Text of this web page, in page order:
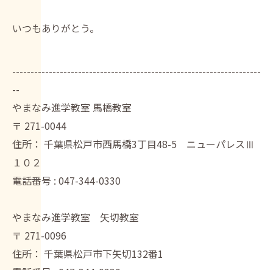
いつもありがとう。
--------------------------------------------------------------------
--
やまなみ進学教室 馬橋教室
〒 271-0044
住所： 千葉県松戸市西馬橋3丁目48-5 ニューパレスⅢ
１０２
電話番号 : 047-344-0330
やまなみ進学教室 矢切教室
〒 271-0096
住所： 千葉県松戸市下矢切132番1